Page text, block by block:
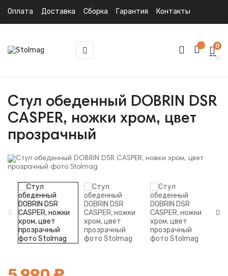
Оплата Доставка Сборка Гарантия Контакты
Toggle
navigation
☰ 0
Стул обеденный DOBRIN DSR
CASPER, ножки хром, цвет
прозрачный